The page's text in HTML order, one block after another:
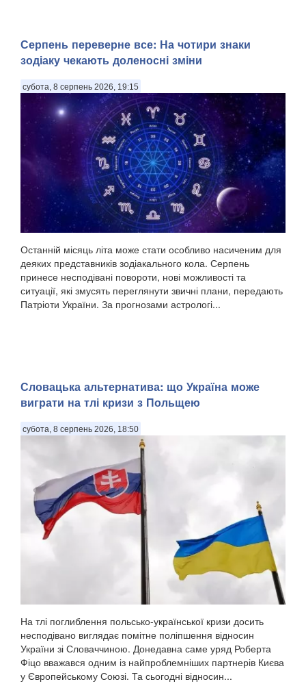
Серпень переверне все: На чотири знаки
зодіаку чекають доленосні зміни
субота, 8 серпень 2026, 19:15
Останній місяць літа може стати особливо насиченим для
деяких представників зодіакального кола. Серпень
принесе несподівані повороти, нові можливості та
ситуації, які змусять переглянути звичні плани, передають
Патріоти України. За прогнозами астрологі...
Словацька альтернатива: що Україна може
виграти на тлі кризи з Польщею
субота, 8 серпень 2026, 18:50
На тлі поглиблення польсько-української кризи досить
несподівано виглядає помітне поліпшення відносин
України зі Словаччиною. Донедавна саме уряд Роберта
Фіцо вважався одним із найпроблемніших партнерів Києва
у Європейському Союзі. Та сьогодні відносин...